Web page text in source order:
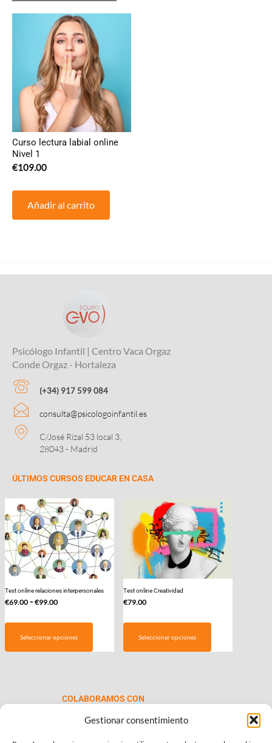
Gestionar consentimiento
Curso lectura labial online
Nivel 1
€109.00
Añadir al carrito
Psicólogo Infantil | Centro Vaca Orgaz
Conde Orgaz - Hortaleza
(+34) 917 599 084
consulta@psicologoinfantil.es
C/José Rizal 53 local 3,
28043 - Madrid
ÚLTIMOS CURSOS EDUCAR EN CASA
Test online relaciones interpersonales
€69.00 - €99.00Rango
desde
Seleccionar opciones
opciones
se
Test online Creatividad
€79.00
Seleccionar opciones
COLABORAMOS CON